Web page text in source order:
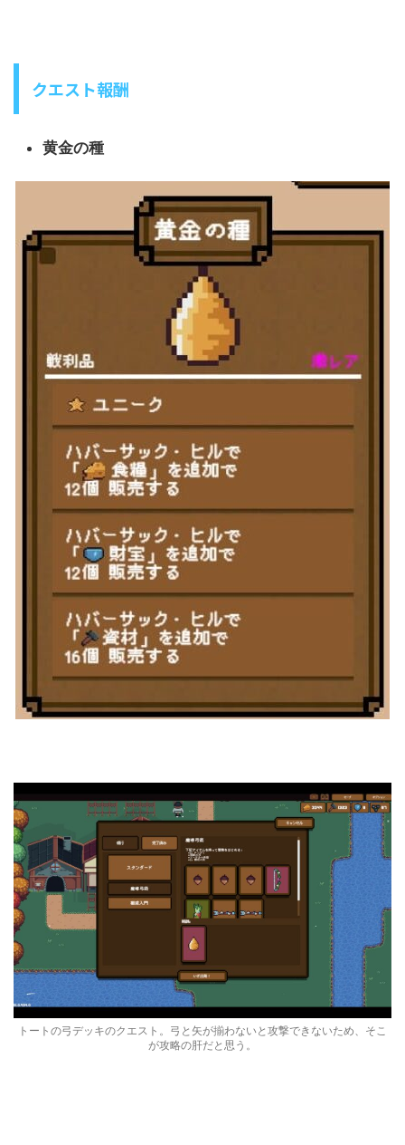
クエスト報酬
黄金の種
トートの弓デッキのクエスト。弓と矢が揃わないと攻撃できないため、そこ
が攻略の肝だと思う。